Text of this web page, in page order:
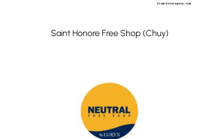
Saint Honore Free Shop (Chuy)